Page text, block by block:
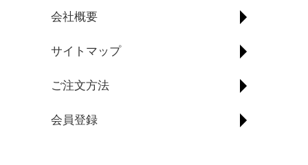
会社概要
サイトマップ
ご注文方法
会員登録